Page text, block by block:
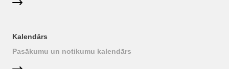
Kalendārs
Pasākumu un notikumu kalendārs